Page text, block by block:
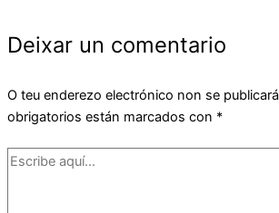
Deixar un comentario
O teu enderezo electrónico non se publicará
obrigatorios están marcados con *
Escribe